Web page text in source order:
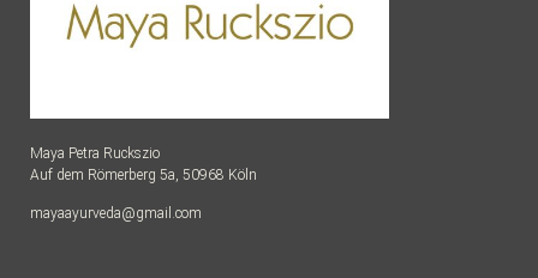
Maya Petra Ruckszio
Auf dem Römerberg 5a, 50968 Köln
mayaayurveda@gmail.com